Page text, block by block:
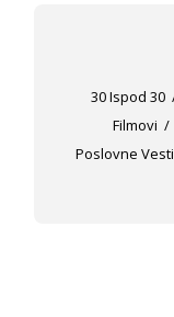
30 Ispod 30
Filmovi
Poslovne Vesti